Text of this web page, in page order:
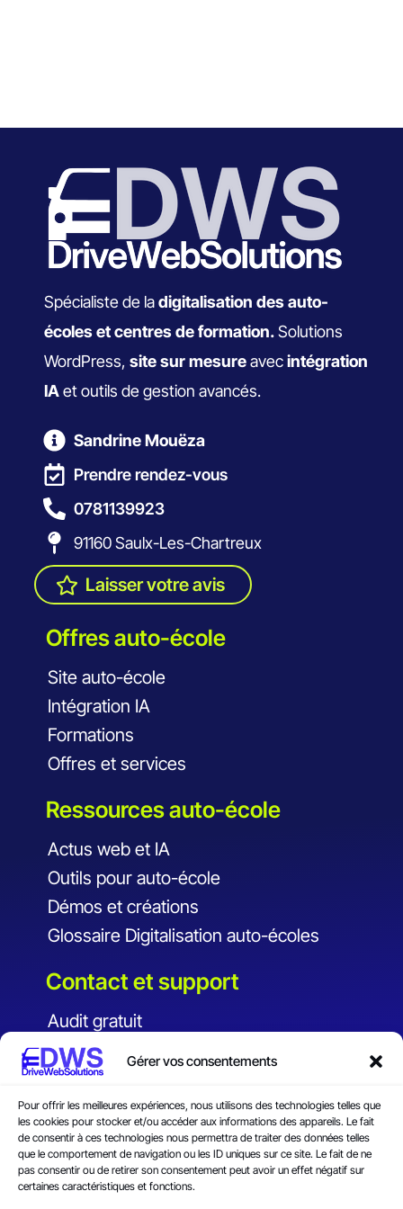
Gérer vos consentements
Pour offrir les meilleures expériences, nous utilisons des technologies telles que
les cookies pour stocker et/ou accéder aux informations des appareils. Le fait
de consentir à ces technologies nous permettra de traiter des données telles
que le comportement de navigation ou les ID uniques sur ce site. Le fait de ne
pas consentir ou de retirer son consentement peut avoir un effet négatif sur
certaines caractéristiques et fonctions.
Spécialiste de ladigitalisation des auto-
écoles et centres de formation.Solutions
WordPress,site sur mesureavecintégration
IAet outils de gestion avancés.
Sandrine Mouëza
Prendre rendez-vous
0781139923
91160 Saulx-Les-Chartreux
Laisser votre avis
Offres auto-école
Site auto-école
Intégration IA
Formations
Offres et services
Ressources auto-école
Actus web et IA
Outils pour auto-école
Démos et créations
Glossaire Digitalisation auto-écoles
Contact et support
Audit gratuit
Financement
Faq
Contact
CGV
Réclamation